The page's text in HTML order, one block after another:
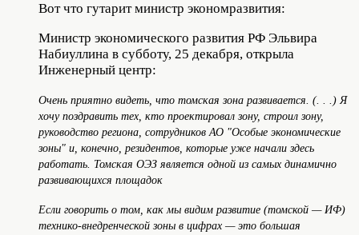
Вот что гутарит министр экономразвития:
Министр экономического развития РФ Эльвира
Набиуллина в субботу, 25 декабря, открыла
Инженерный центр:
Очень приятно видеть, что томская зона развивается. (. . .) Я
хочу поздравить тех, кто проектировал зону, строил зону,
руководство региона, сотрудников АО "Особые экономические
зоны" и, конечно, резидентов, которые уже начали здесь
работать. Томская ОЭЗ является одной из самых динамично
развивающихся площадок
Если говорить о том, как мы видим развитие (томской — ИФ)
технико-внедренческой зоны в цифрах — это большая